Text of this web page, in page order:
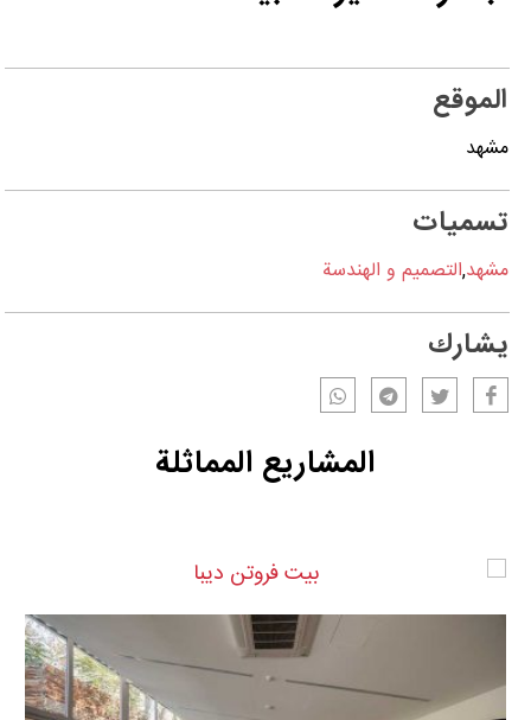
الموقع
مشهد
تسميات
مشهد,التصمیم و الهندسة
يشارك
المشاريع المماثلة